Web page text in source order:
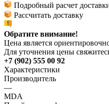
Подробный расчет
Рассчитать доставку
Обратите внимание!
Цена является
Для уточнения цены
+7 (902) 555 00 92
Характеристики
Производитель
—
MDA